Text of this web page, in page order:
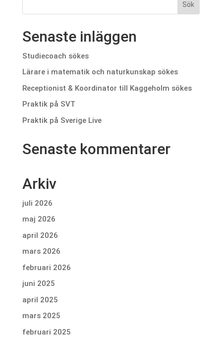
Senaste inläggen
Studiecoach sökes
Lärare i matematik och naturkunskap sökes
Receptionist & Koordinator till Kaggeholm sökes
Praktik på SVT
Praktik på Sverige Live
Senaste kommentarer
Arkiv
juli 2026
maj 2026
april 2026
mars 2026
februari 2026
juni 2025
april 2025
mars 2025
februari 2025